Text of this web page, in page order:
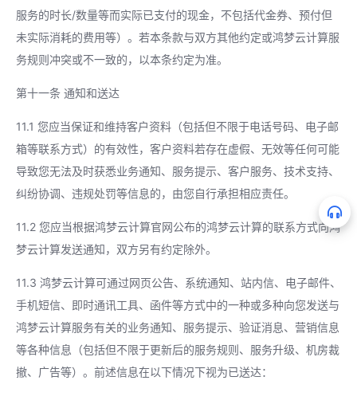
服务的时长/数量等而实际已支付的现金，不包括代金券、预付但
未实际消耗的费用等）。若本条款与双方其他约定或鸿梦云计算服
务规则冲突或不一致的，以本条约定为准。
第十一条 通知和送达
11.1 您应当保证和维持客户资料（包括但不限于电话号码、电子邮
箱等联系方式）的有效性，客户资料若存在虚假、无效等任何可能
导致您无法及时获悉业务通知、服务提示、客户服务、技术支持、
纠纷协调、违规处罚等信息的，由您自行承担相应责任。
11.2 您应当根据鸿梦云计算官网公布的鸿梦云计算的联系方式向鸿
梦云计算发送通知，双方另有约定除外。
11.3 鸿梦云计算可通过网页公告、系统通知、站内信、电子邮件、
手机短信、即时通讯工具、函件等方式中的一种或多种向您发送与
鸿梦云计算服务有关的业务通知、服务提示、验证消息、营销信息
等各种信息（包括但不限于更新后的服务规则、服务升级、机房裁
撤、广告等）。前述信息在以下情况下视为已送达：